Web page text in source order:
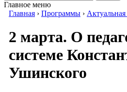
Главное меню
Главная › Программы › Актуальная
2 марта. О
системе
Ушинского